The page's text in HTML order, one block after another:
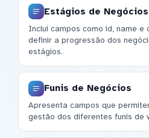
Estágios de Negócios
Inclui campos como id, name e
definir a progressão dos
estágios.
Funis de Negócios
Apresenta campos que
gestão dos diferentes funis de